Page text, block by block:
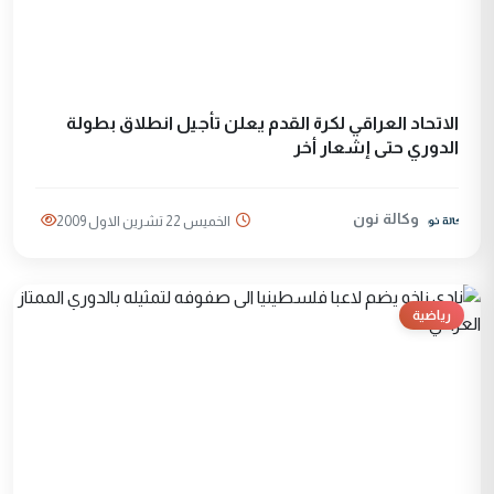
الاتحاد العراقي لكرة القدم يعلن تأجيل انطلاق بطولة
الدوري حتى إشعار أخر
وكالة نون الخميس 22 تشرين الاول 2009
رياضية